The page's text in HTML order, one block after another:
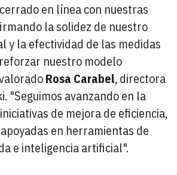
en línea con nuestras
la solidez de nuestro
y la efectividad de las medidas
nuestro modelo
Rosa Carabel, directora
"Seguimos avanzando en la
de mejora de eficiencia,
en herramientas de
e inteligencia artificial".